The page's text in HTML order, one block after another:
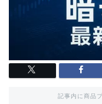
記事内に商品